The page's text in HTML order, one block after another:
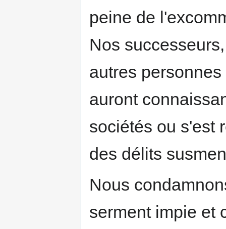
peine de
Nos
autres
auront
sociétés ou s'est
des délits
Nous
serment impie et